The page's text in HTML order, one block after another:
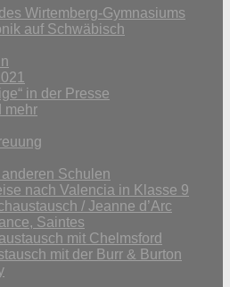
Wirtemberg-Gymnasiums
auf Schwäbisch
in der Presse
mehr
Schulen
nach Valencia in Klasse 9
/ Jeanne d’Arc
Saintes
mit Chelmsford
mit der Burr & Burton